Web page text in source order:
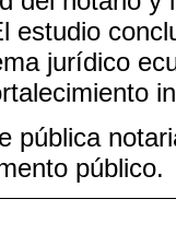
estudio
jurídico
pública
público.